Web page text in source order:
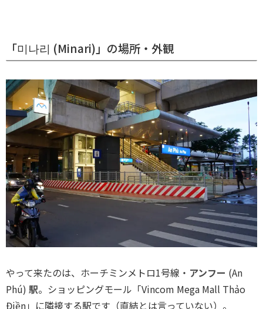
「미나리 (Minari)」の場所・外観
やって来たのは、ホーチミンメトロ1号線・ アンフー (An
Phú) 駅。ショッピングモール「Vincom Mega Mall Thảo
Điền」に隣接する駅です（直結とは言っていない）。